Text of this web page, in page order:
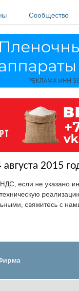
Сообщество
2015
если не указано
техническую
свяжитесь с